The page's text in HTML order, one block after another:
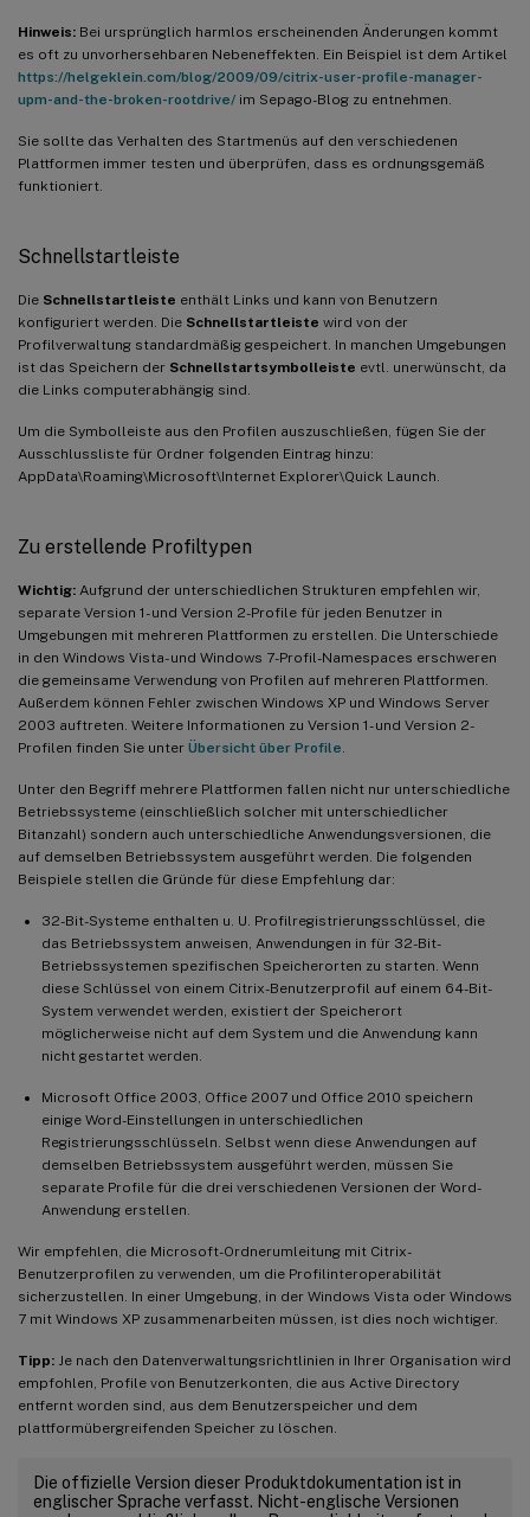
Hinweis: Bei ursprünglich harmlos erscheinenden Änderungen kommt
es oft zu unvorhersehbaren Nebeneffekten. Ein Beispiel ist dem Artikel
https://helgeklein.com/blog/2009/09/citrix-user-profile-manager-
upm-and-the-broken-rootdrive/ im Sepago-Blog zu entnehmen.
Sie sollte das Verhalten des Startmenüs auf den verschiedenen
Plattformen immer testen und überprüfen, dass es ordnungsgemäß
funktioniert.
Schnellstartleiste
Die Schnellstartleiste enthält Links und kann von Benutzern
konfiguriert werden. Die Schnellstartleiste wird von der
Profilverwaltung standardmäßig gespeichert. In manchen Umgebungen
ist das Speichern der Schnellstartsymbolleiste evtl. unerwünscht, da
die Links computerabhängig sind.
Um die Symbolleiste aus den Profilen auszuschließen, fügen Sie der
Ausschlussliste für Ordner folgenden Eintrag hinzu:
AppData\Roaming\Microsoft\Internet Explorer\Quick Launch.
Zu erstellende Profiltypen
Wichtig: Aufgrund der unterschiedlichen Strukturen empfehlen wir,
separate Version 1- und Version 2-Profile für jeden Benutzer in
Umgebungen mit mehreren Plattformen zu erstellen. Die Unterschiede
in den Windows Vista- und Windows 7-Profil-Namespaces erschweren
die gemeinsame Verwendung von Profilen auf mehreren Plattformen.
Außerdem können Fehler zwischen Windows XP und Windows Server
2003 auftreten. Weitere Informationen zu Version 1- und Version 2-
Profilen finden Sie unter Übersicht über Profile
Unter den Begriff mehrere Plattformen fallen nicht nur unterschiedliche
Betriebssysteme (einschließlich solcher mit unterschiedlicher
Bitanzahl) sondern auch unterschiedliche Anwendungsversionen, die
auf demselben Betriebssystem ausgeführt werden. Die folgenden
Beispiele stellen die Gründe für diese Empfehlung dar:
32-Bit-Systeme enthalten u. U. Profilregistrierungsschlüssel, die
das Betriebssystem anweisen, Anwendungen in für 32-Bit-
Betriebssystemen spezifischen Speicherorten zu starten. Wenn
diese Schlüssel von einem Citrix-Benutzerprofil auf einem 64-Bit-
System verwendet werden, existiert der Speicherort
möglicherweise nicht auf dem System und die Anwendung kann
nicht gestartet werden.
Microsoft Office 2003, Office 2007 und Office 2010 speichern
einige Word-Einstellungen in unterschiedlichen
Registrierungsschlüsseln. Selbst wenn diese Anwendungen auf
demselben Betriebssystem ausgeführt werden, müssen Sie
separate Profile für die drei verschiedenen Versionen der Word-
Anwendung erstellen.
Wir empfehlen, die Microsoft-Ordnerumleitung mit Citrix-
Benutzerprofilen zu verwenden, um die Profilinteroperabilität
sicherzustellen. In einer Umgebung, in der Windows Vista oder Windows
7 mit Windows XP zusammenarbeiten müssen, ist dies noch wichtiger.
Tipp: Je nach den Datenverwaltungsrichtlinien in Ihrer Organisation wird
empfohlen, Profile von Benutzerkonten, die aus Active Directory
entfernt worden sind, aus dem Benutzerspeicher und dem
plattformübergreifenden Speicher zu löschen.
Die offizielle Version dieser Produktdokumentation ist in
englischer Sprache verfasst. Nicht-englische Versionen